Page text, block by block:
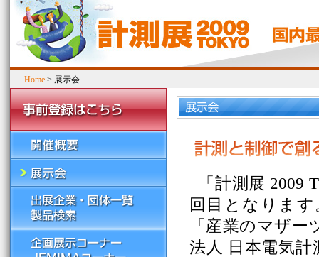
Home > 展示会
「計測展 2009
回目となりま
「産業のマザ
法人 日本電気計